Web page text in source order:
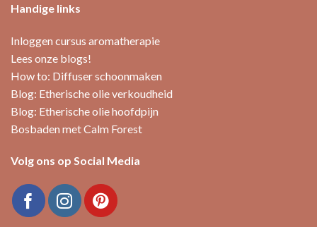
Handige links
Inloggen cursus aromatherapie
Lees onze blogs!
How to: Diffuser schoonmaken
Blog: Etherische olie verkoudheid
Blog: Etherische olie hoofdpijn
Bosbaden met Calm Forest
Volg ons op Social Media